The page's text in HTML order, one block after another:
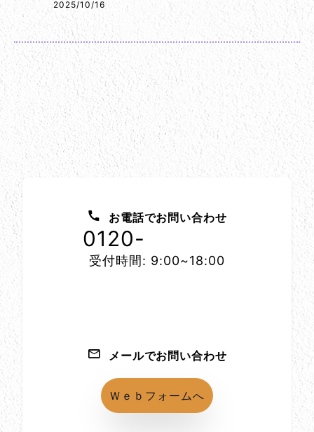
2025/10/16
お問い合わせ方法
お電話でお問い合わせ
0120-
受付時間: 9:00~18:00
メールでお問い合わせ
Ｗｅｂフォームへ